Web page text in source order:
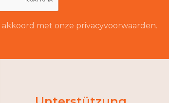
akkoord met onze privacyvoorwaarden.